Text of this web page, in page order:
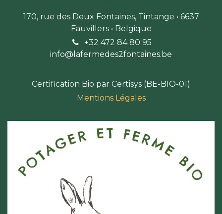
170, rue des Deux Fontaines, Tintange • 6637
Fauvillers • Belgique
+32 472 84 80 95
info@lafermedes2fontaines.be
Certification Bio par Certisys (BE-BIO-01)
Mentions Légales​